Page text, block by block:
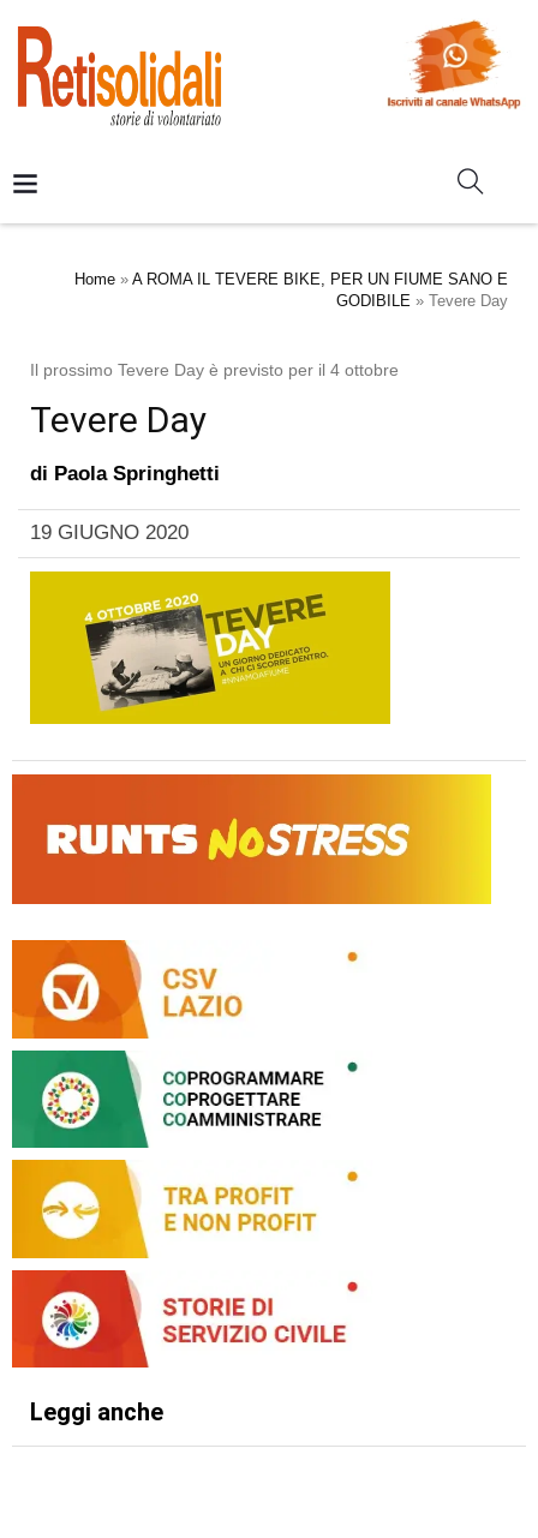
Home » A ROMA IL TEVERE BIKE, PER UN FIUME SANO E
GODIBILE » Tevere Day
Il prossimo Tevere Day è previsto per il 4 ottobre
Tevere Day
di Paola Springhetti
19 GIUGNO 2020
Leggi anche